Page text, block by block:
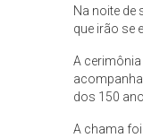
Na noite
que irão se
A
dos 150
A chama